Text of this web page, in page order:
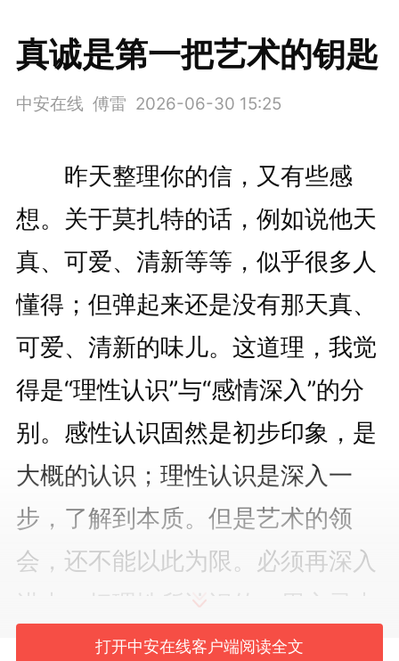
真诚是第一把艺术的钥匙
中安在线 傅雷 2026-06-30 15:25
昨天整理你的信，又有些感
想。关于莫扎特的话，例如说他天
真、可爱、清新等等，似乎很多人
懂得；但弹起来还是没有那天真、
可爱、清新的味儿。这道理，我觉
得是“理性认识”与“感情深入”的分
别。感性认识固然是初步印象，是
大概的认识；理性认识是深入一
步，了解到本质。但是艺术的领
会，还不能以此为限。必须再深入
进去，把理性所认识的，用心灵去
体会，才能使原作者的悲欢喜怒化
打开中安在线客户端阅读全文